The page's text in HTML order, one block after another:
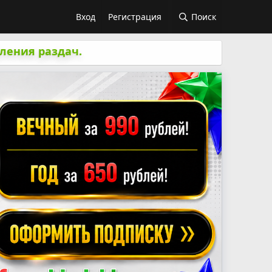
Вход Регистрация Поиск
раздач.